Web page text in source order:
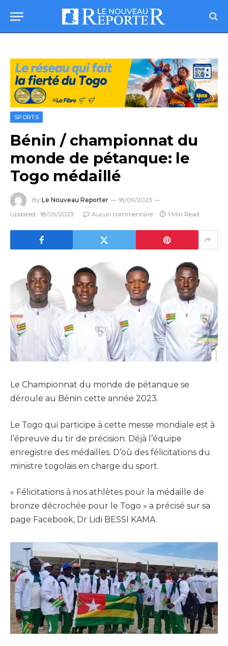
SPORTS
Bénin / championnat du
monde de pétanque: le
Togo médaillé
By Le Nouveau Reporter
18/09/2023
Updated: 18/09/2023 Aucun commentaire 1 Min Read
Le Championnat du monde de pétanque se
déroule au Bénin cette année 2023.
Le Togo qui participe à cette messe mondiale est à
l’épreuve du tir de précision. Déjà l’équipe
enregistre des médailles. D’où des félicitations du
ministre togolais en charge du sport.
« Félicitations à nos athlètes pour la médaille de
bronze décrochée pour le Togo » a précisé sur sa
page Facebook, Dr Lidi BESSI KAMA.